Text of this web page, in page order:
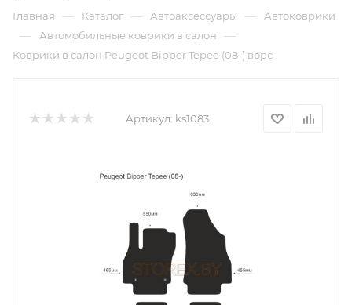
Главная — Каталог — Автоаксессуары — Автоковрики
— Автомобильные коврики в салон —
Коврики в салон Peugeot Bipper Tepee (08-) ворс
Артикул: ks1083